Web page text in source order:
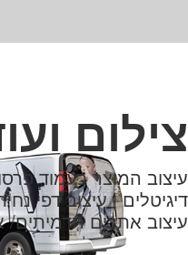
צילום
עיצוב המוצר כעמוד
דיגיטלים | עיצוב דפי
עיצוב אתרים תדמיתים/